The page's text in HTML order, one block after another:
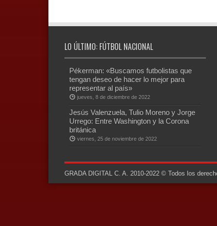
LO ÚLTIMO: FÚTBOL NACIONAL
Pékerman: «Buscamos futbolistas que
tengan deseo de hacer lo mejor para
representar al país»
jueves, 8 de diciembre de 2022
Jesús Valenzuela, Tulio Moreno y Jorge
Urrego: Entre Washington y la Corona
británica
viernes, 25 de noviembre de 2022
GRADA DIGITAL C. A. 2010-2022 © Todos los